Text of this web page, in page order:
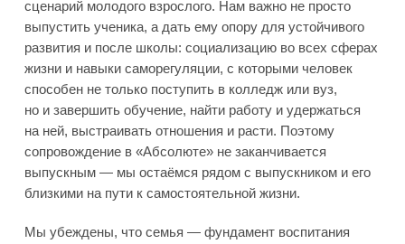
сценарий молодого взрослого. Нам важно не просто
выпустить ученика, а дать ему опору для устойчивого
развития и после школы: социализацию во всех сферах
жизни и навыки саморегуляции, с которыми человек
способен не только поступить в колледж или вуз,
но и завершить обучение, найти работу и удержаться
на ней, выстраивать отношения и расти. Поэтому
сопровождение в «Абсолюте» не заканчивается
выпускным — мы остаёмся рядом с выпускником и его
близкими на пути к самостоятельной жизни.
Мы убеждены, что семья — фундамент воспитания